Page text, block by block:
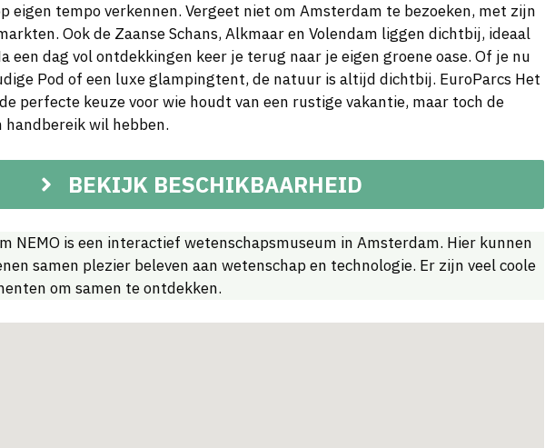
eigen tempo verkennen. Vergeet niet om Amsterdam te bezoeken, met zijn
Ook de Zaanse Schans, Alkmaar en Volendam liggen dichtbij, ideaal
een dag vol ontdekkingen keer je terug naar je eigen groene oase. Of je nu
Pod of een luxe glampingtent, de natuur is altijd dichtbij. EuroParcs Het
perfecte keuze voor wie houdt van een rustige vakantie, maar toch de
wil hebben.
BEKIJK BESCHIKBAARHEID
NEMO is een interactief wetenschapsmuseum in Amsterdam. Hier kunnen
samen plezier beleven aan wetenschap en technologie. Er zijn veel coole
om samen te ontdekken.